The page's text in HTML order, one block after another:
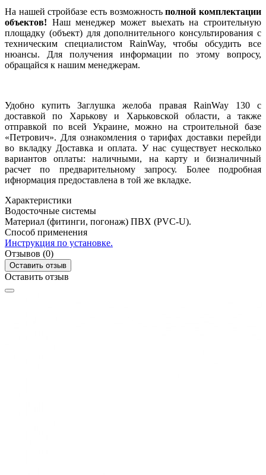
На нашей стройбазе есть возможностьполной комплектации
объектов! Наш менеджер может выехать на строительную
площадку (объект) для дополнительного консультирования с
техническим специалистом RainWay, чтобы обсудить все
нюансы. Для получения информации по этому вопросу,
обращайся к нашим менеджерам.
Удобно купить Заглушка желоба правая RainWay 130 с
доставкой по Харькову и Харьковской области, а также
отправкой по всей Украине, можно на строительной базе
«Петрович». Для ознакомления о тарифах доставки перейди
во вкладку Доставка и оплата. У нас существует несколько
вариантов оплаты: наличными, на карту и бизналичный
расчет по предварительному запросу. Более подробная
ифнормация предоставлена в той же вкладке.
Характеристики
Водосточные системы
Материал (фитинги, погонаж) ПВХ (PVC-U).
Способ применения
Инструкция по установке.
Отзывов (0)
Оставить отзыв
Оставить отзыв